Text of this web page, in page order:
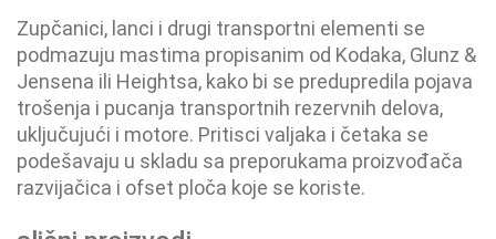
Zupčanici, lanci i drugi transportni elementi se
podmazuju mastima propisanim od Kodaka, Glunz &
Jensena ili Heightsa, kako bi se predupredila pojava
trošenja i pucanja transportnih rezervnih delova,
uključujući i motore. Pritisci valjaka i četaka se
podešavaju u skladu sa preporukama proizvođača
razvijačica i ofset ploča koje se koriste.